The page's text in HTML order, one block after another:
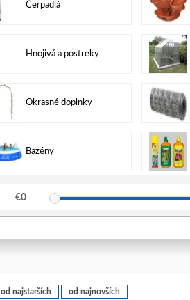
Čerpadlá
Hnojivá a postreky
Okrasné doplnky
Bazény
€0
od najstarších od najnovších